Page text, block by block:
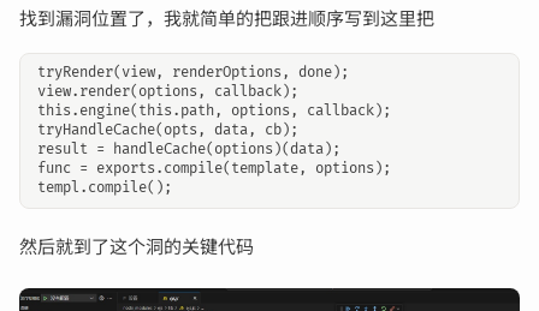
找到漏洞位置了，我就简单的把跟进顺序写到这里把
tryRender(view, renderOptions, done);
view.render(options, callback);
this.engine(this.path, options, callback);
tryHandleCache(opts, data, cb);
result = handleCache(options)(data);
func = exports.compile(template, options);
然后就到了这个洞的关键代码